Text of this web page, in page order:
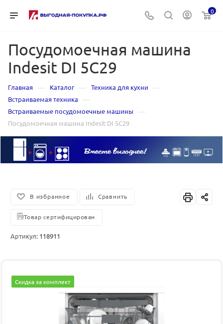
0
Посудомоечная машина
Indesit DI 5C29
Главная — Каталог — Техника для кухни —
Встраиваемая техника —
Встраиваемые посудомоечные машины —
Посудомоечная машина Indesit DI 5C29
В избранное Сравнить
Товар сертифицирован
Артикул: 118911
Скидка за комплект